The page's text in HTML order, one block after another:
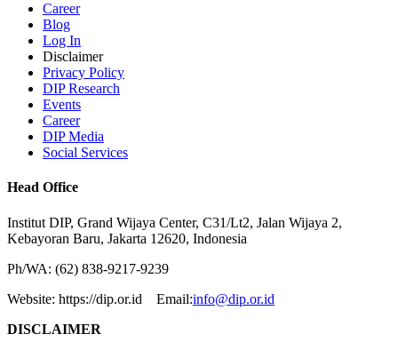
Career
Blog
Log In
Disclaimer
Privacy Policy
DIP Research
Events
Career
DIP Media
Social Services
Head Office
Institut DIP, Grand Wijaya Center, C31/Lt2, Jalan Wijaya 2,
Kebayoran Baru, Jakarta 12620, Indonesia
Ph/WA: (62) 838-9217-9239
Website: https://dip.or.id Email:info@dip.or.id
DISCLAIMER